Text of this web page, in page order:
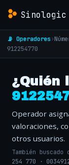
Sinologic
📡 Operadores›
912254770
¿Quién
Operador
valoraciones,
otros usuarios.
También buscado
254 770 ·